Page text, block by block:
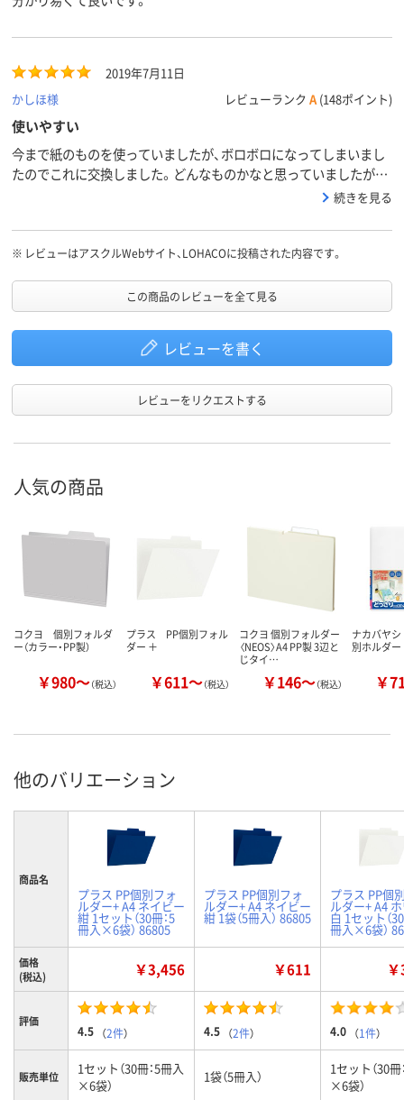
2019年7月11日
かしほ様
レビューランク A (148ポイント)
使いやすい
今まで紙のものを使っていましたが、ボロボロになってしまいまし
たのでこれに交換しました。どんなものかなと思っていましたが、
マチの部分も設定してあって多い用紙でも入れられ、紙より頑丈な
続きを見る
※ レビューはアスクルWebサイト、LOHACOに投稿された内容です。
この商品のレビューを全て見る
レビューを書く
レビューをリクエストする
人気の商品
コクヨ 個別フォルダ
ー（カラー・PP製）
￥980～（税込）
プラス PP個別フォル
ダー ＋
￥611～（税込）
コクヨ 個別フォルダー
〈NEOS〉A4 PP製 3辺と
じタイ…
￥146～（税込）
ナカバヤ
別ホルダー
￥
他のバリエーション
商品名
プラス PP個別フォ
ルダー+ A4 ネイビー
紺 1セット（30冊：5
冊入×6袋） 86805
プラス PP個別フォ
ルダー+ A4 ネイビー
紺 1袋（5冊入） 86805
プラス PP個
ルダー+ A4
白 1セット（
冊入×6袋）
価格
(税込)
￥3,456 ￥611
評価
4.5 （2件） 4.5 （2件） 4.0 （1件）
販売単位
1セット（30冊：5冊入
×6袋）
1袋（5冊入）
1セット（30冊
×6袋）